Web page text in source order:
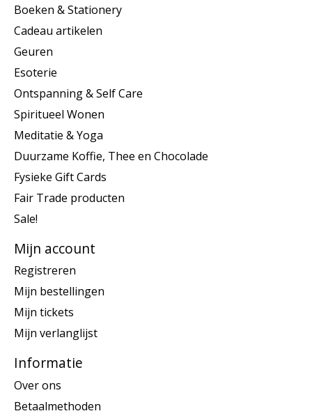
Boeken & Stationery
Cadeau artikelen
Geuren
Esoterie
Ontspanning & Self Care
Spiritueel Wonen
Meditatie & Yoga
Duurzame Koffie, Thee en Chocolade
Fysieke Gift Cards
Fair Trade producten
Sale!
Mijn account
Registreren
Mijn bestellingen
Mijn tickets
Mijn verlanglijst
Informatie
Over ons
Betaalmethoden